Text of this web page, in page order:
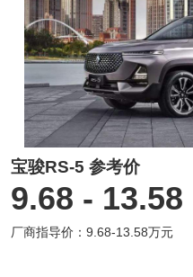
宝骏RS-5 参考价
9.68 - 13.58
厂商指导价：9.68-13.58万元